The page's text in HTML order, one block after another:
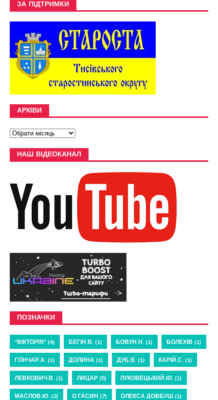
ЗА ПІДТРИМКИ
АРХІВИ
НАШ ВІДЕОКАНАЛ
ПОЗНАЧКИ
"ВІКТОРІЯ" (4) БЕГІН.В. (1) БОВУН.Н. (1) БОЛЕХІВ (1)
ГОНЧАР.А. (1) ДОЛИНА (1) ДУБ.В. (1) КАРІЙ.С. (1)
ЛЕВКОВИЧ.В. (1) ЛИЦАР (5) ЛУКОВЕЦЬКИЙ.Ю. (1)
МАСЛОВ.Ю. (2) О ГАСИН (7) ОЛЕКСА ДОВБУШ (1)